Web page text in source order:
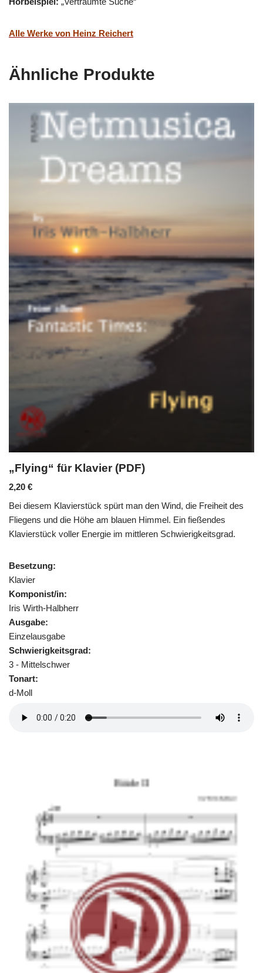
Alle Werke von Heinz Reichert
Ähnliche Produkte
„Flying“ für Klavier (PDF)
2,20 €
Bei diesem Klavierstück spürt man den Wind, die Freiheit des
Fliegens und die Höhe am blauen Himmel. Ein fießendes
Klavierstück voller Energie im mittleren Schwierigkeitsgrad.
Besetzung:
Klavier
Komponist/in:
Iris Wirth-Halbherr
Ausgabe:
Einzelausgabe
Schwierigkeitsgrad:
3 - Mittelschwer
Tonart:
d-Moll